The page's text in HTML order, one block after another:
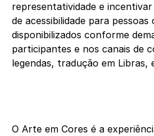
representatividade e
de acessibilidade para pessoas
disponibilizados conforme
participantes e nos canais de
legendas, tradução em Libras,
O Arte em Cores é a